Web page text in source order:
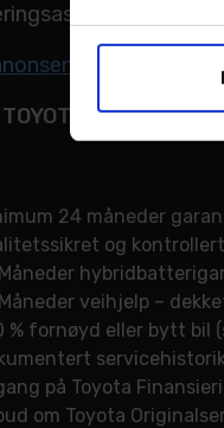
hvor
PLUS biler
24 måneder
og kontrollert
veihjelp –
% fornøyd eller bytt bil
på Toyota
om Toyota